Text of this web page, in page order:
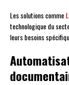
Les solutions comme
technologique du
leurs besoins